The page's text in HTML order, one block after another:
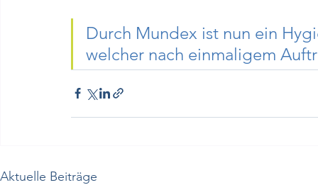
Durch Mundex ist nun ein
welcher nach einmaligem
Aktuelle Beiträge